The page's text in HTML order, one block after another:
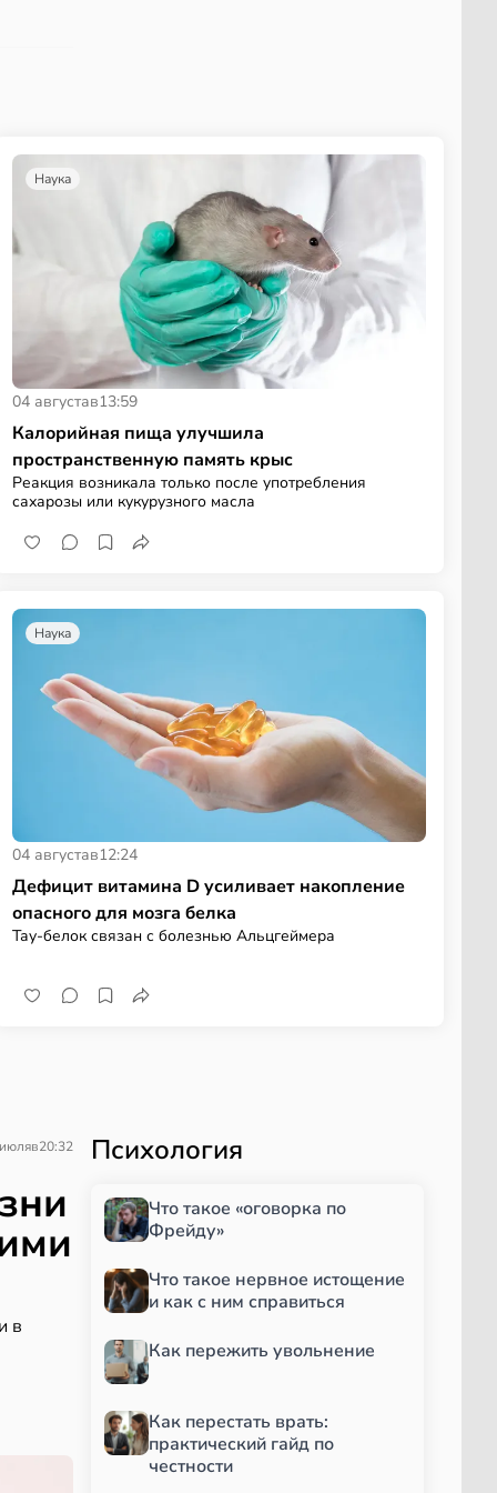
Наука
04 августав13:59
Калорийная пища улучшила
пространственную память крыс
Реакция возникала только после употребления
сахарозы или кукурузного масла
Наука
04 августав12:24
Дефицит витамина D усиливает накопление
опасного для мозга белка
Тау-белок связан с болезнью Альцгеймера
в20:32
в
Психология
Что такое «оговорка по
Фрейду»
Что такое нервное истощение
и как с ним справиться
Как пережить увольнение
Как перестать врать:
практический гайд по
честности